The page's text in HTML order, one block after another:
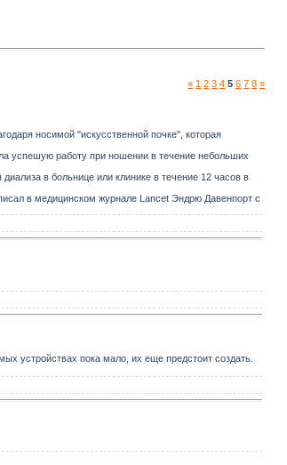
« 1 2 3 4 5 6 7 8 »
носимой "искусственной почке", которая
успешую работу при ношении в течение небольших
в больнице или клинике в течение 12 часов в
в медицинском журнале Lancet Эндрю Давенпорт с
устройствах пока мало, их еще предстоит создать.